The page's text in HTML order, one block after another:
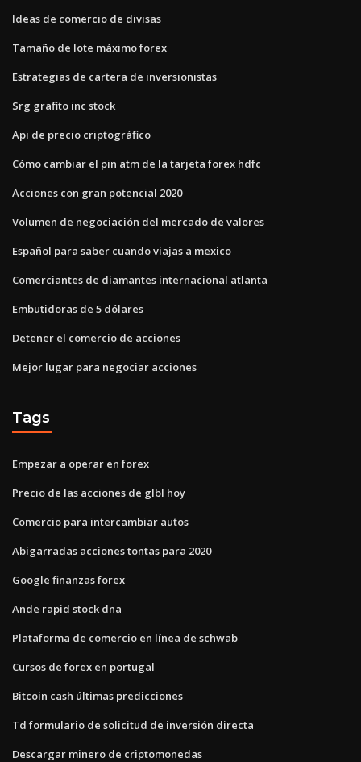
Ideas de comercio de divisas
Tamaño de lote máximo forex
Estrategias de cartera de inversionistas
Srg grafito inc stock
Api de precio criptográfico
Cómo cambiar el pin atm de la tarjeta forex hdfc
Acciones con gran potencial 2020
Volumen de negociación del mercado de valores
Español para saber cuando viajas a mexico
Comerciantes de diamantes internacional atlanta
Embutidoras de 5 dólares
Detener el comercio de acciones
Mejor lugar para negociar acciones
Tags
Empezar a operar en forex
Precio de las acciones de glbl hoy
Comercio para intercambiar autos
Abigarradas acciones tontas para 2020
Google finanzas forex
Ande rapid stock dna
Plataforma de comercio en línea de schwab
Cursos de forex en portugal
Bitcoin cash últimas predicciones
Td formulario de solicitud de inversión directa
Descargar minero de criptomonedas